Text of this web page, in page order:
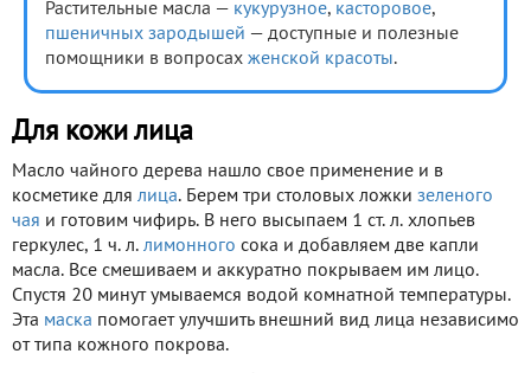
Растительные масла — кукурузное, касторовое,
пшеничных зародышей — доступные и полезные
помощники в вопросах женской красоты.
Для кожи лица
Масло чайного дерева нашло свое применение и в
косметике для лица. Берем три столовых ложки зеленого
чая и готовим чифирь. В него высыпаем 1 ст. л. хлопьев
геркулес, 1 ч. л. лимонного сока и добавляем две капли
масла. Все смешиваем и аккуратно покрываем им лицо.
Спустя 20 минут умываемся водой комнатной температуры.
Эта маска помогает улучшить внешний вид лица независимо
от типа кожного покрова.